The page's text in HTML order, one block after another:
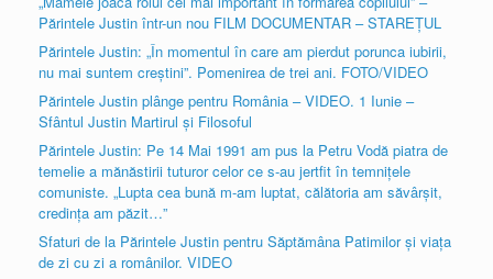
Părintele Justin într-un nou FILM DOCUMENTAR – STAREŢUL
Părintele Justin: „În momentul în care am pierdut porunca iubirii,
nu mai suntem creştini”. Pomenirea de trei ani. FOTO/VIDEO
Părintele Justin plânge pentru România – VIDEO. 1 Iunie –
Sfântul Justin Martirul şi Filosoful
Părintele Justin: Pe 14 Mai 1991 am pus la Petru Vodă piatra de
temelie a mănăstirii tuturor celor ce s-au jertfit în temniţele
comuniste. „Lupta cea bună m-am luptat, călătoria am săvârşit,
credinţa am păzit…”
Sfaturi de la Părintele Justin pentru Săptămâna Patimilor şi viaţa
de zi cu zi a românilor. VIDEO